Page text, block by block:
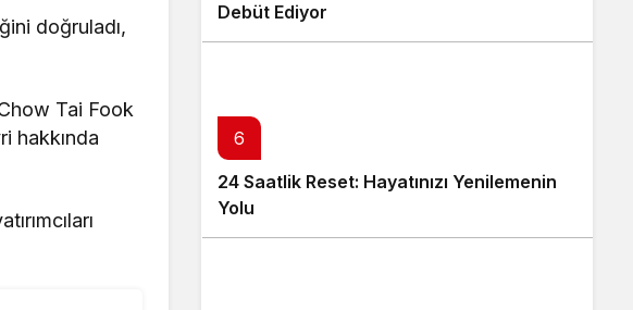
doğruladı,
Tai Fook
hakkında
Debüt Ediyor
6
24 Saatlik Reset: Hayatınızı Yenilemenin
Yolu